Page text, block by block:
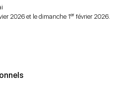
2026 et le dimanche 1er février 2026.